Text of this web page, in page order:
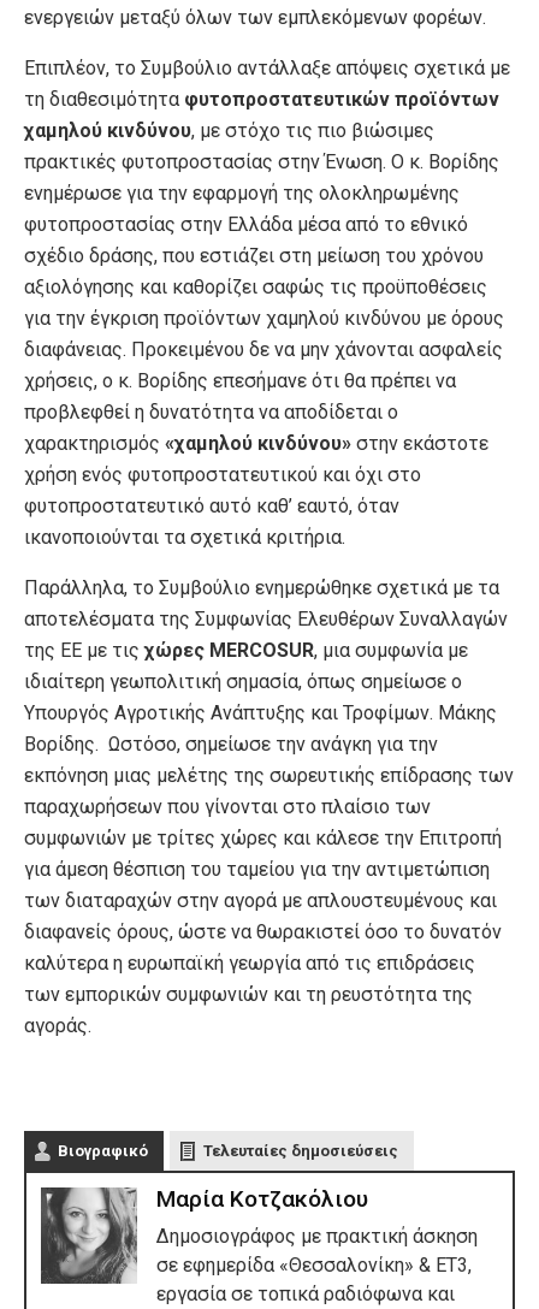
ενεργειών μεταξύ όλων των εμπλεκόμενων φορέων.
Επιπλέον, το Συμβούλιο αντάλλαξε απόψεις σχετικά με
τη διαθεσιμότητα φυτοπροστατευτικών προϊόντων
χαμηλού κινδύνου, με στόχο τις πιο βιώσιμες
πρακτικές φυτοπροστασίας στην Ένωση. Ο κ. Βορίδης
ενημέρωσε για την εφαρμογή της ολοκληρωμένης
φυτοπροστασίας στην Ελλάδα μέσα από το εθνικό
σχέδιο δράσης, που εστιάζει στη μείωση του χρόνου
αξιολόγησης και καθορίζει σαφώς τις προϋποθέσεις
για την έγκριση προϊόντων χαμηλού κινδύνου με όρους
διαφάνειας. Προκειμένου δε να μην χάνονται ασφαλείς
χρήσεις, ο κ. Βορίδης επεσήμανε ότι θα πρέπει να
προβλεφθεί η δυνατότητα να αποδίδεται ο
χαρακτηρισμός «χαμηλού κινδύνου» στην εκάστοτε
χρήση ενός φυτοπροστατευτικού και όχι στο
φυτοπροστατευτικό αυτό καθ’ εαυτό, όταν
ικανοποιούνται τα σχετικά κριτήρια.
Παράλληλα, το Συμβούλιο ενημερώθηκε σχετικά με τα
αποτελέσματα της Συμφωνίας Ελευθέρων Συναλλαγών
της ΕΕ με τιςχώρες MERCOSUR, μια συμφωνία με
ιδιαίτερη γεωπολιτική σημασία, όπως σημείωσε ο
Υπουργός Αγροτικής Ανάπτυξης και Τροφίμων. Μάκης
Βορίδης. Ωστόσο, σημείωσε την ανάγκη για την
εκπόνηση μιας μελέτης της σωρευτικής επίδρασης των
παραχωρήσεων που γίνονται στο πλαίσιο των
συμφωνιών με τρίτες χώρες και κάλεσε την Επιτροπή
για άμεση θέσπιση του ταμείου για την αντιμετώπιση
των διαταραχών στην αγορά με απλουστευμένους και
διαφανείς όρους, ώστε να θωρακιστεί όσο το δυνατόν
καλύτερα η ευρωπαϊκή γεωργία από τις επιδράσεις
των εμπορικών συμφωνιών και τη ρευστότητα της
αγοράς.
Βιογραφικό Τελευταίες δημοσιεύσεις
Μαρία Κοτζακόλιου
Δημοσιογράφος με πρακτική άσκηση
σε εφημερίδα «Θεσσαλονίκη» & ΕΤ3,
εργασία σε τοπικά ραδιόφωνα και